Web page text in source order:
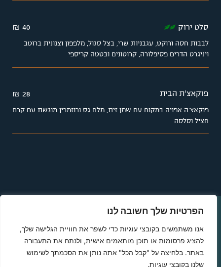
הפרטיות שלך חשובה לנו
אנו משתמשים בקובצי עוגיות כדי לשפר את חוויית הגלישה שלך,
להציג פרסומות או תוכן מותאמים אישית, ולנתח את התעבורה
באתר. בלחיצה על "קבל הכל" אתה נותן את הסכמתך לשימוש
שלנו בקובצי עוגיות.
סלט ירוק 40 ₪
לבבות חסה ורוקט, עגבניות שרי, בצל סגול, מלפפון וצנונית ברוטב
ויניגרט הדרים פסיפלורה, קרוטונים ובטטה קריספי
פוקאצ'ת הבית 28 ₪
פוקאצ'ה אפויה במקום עם שמן זית, מלח גס ורוזמרין מוגשת עם קרם
חציל וסלסה
תפריטים
הסניפים שלנו
משלוחים